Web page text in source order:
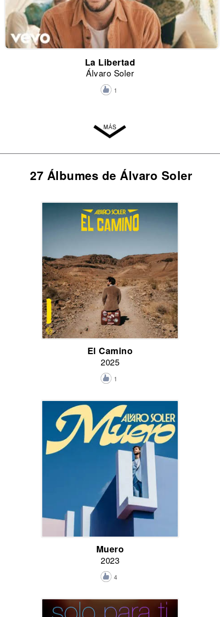
La Libertad
Álvaro Soler
1
27 Álbumes de Álvaro Soler
El Camino
2025
1
Muero
2023
4